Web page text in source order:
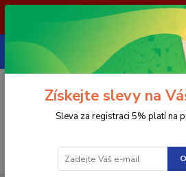
POZOR: 31.7 , 3.8 a 5.8- zavřeno.
Děkujeme za
739252246
(Po-Pá, 8-15 hod.)
Získejte slevy na
Sleva za registraci 5% platí na